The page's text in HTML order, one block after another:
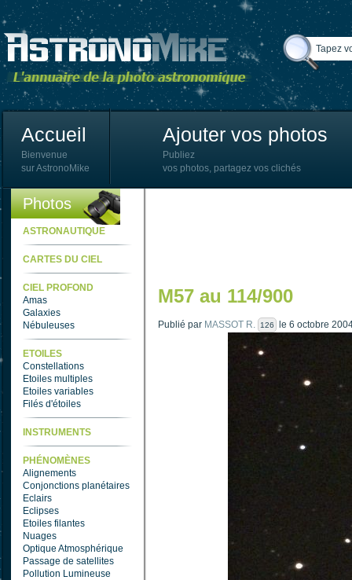
Accueil
Bienvenue
sur AstronoMike
Ajouter vos photos
Publiez
vos photos, partagez vos clichés
Photos
ASTRONAUTIQUE
CARTES DU CIEL
CIEL PROFOND
Amas
Galaxies
Nébuleuses
ETOILES
Constellations
Etoiles multiples
Etoiles variables
Filés d'étoiles
INSTRUMENTS
PHÉNOMÈNES
Alignements
Conjonctions planétaires
Eclairs
Eclipses
Etoiles filantes
Nuages
Optique Atmosphérique
Passage de satellites
Pollution Lumineuse
M57 au 114/900
Publié par MASSOT R. 126 le 6 octobre